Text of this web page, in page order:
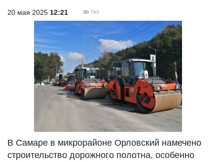
20 мая 2025 12:21 765
В Самаре в микрорайоне Орловский намечено
строительство дорожного полотна, особенно